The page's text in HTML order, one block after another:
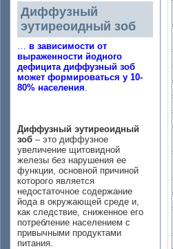
Диффузный
эутиреоидный зоб
… в зависимости от
выраженности йодного
дефицита диффузный зоб
может формироваться у 10-
80% населения.
Диффузный эутиреоидный
зоб – это диффузное
увеличение щитовидной
железы без нарушения ее
функции, основной причиной
которого является
недостаточное содержание
йода в окружающей среде и,
как следствие, сниженное его
потребление населением с
привычными продуктами
питания.